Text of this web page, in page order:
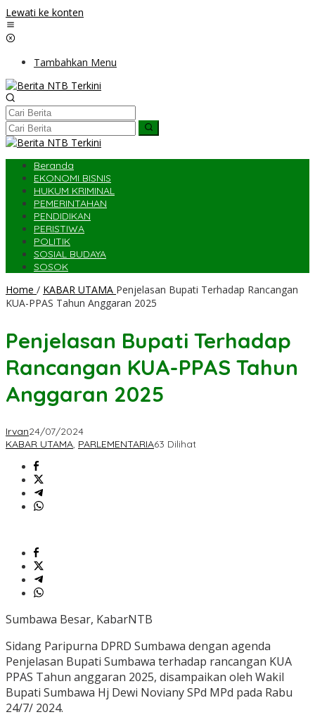
Lewati ke konten
Tambahkan Menu
Beranda
EKONOMI BISNIS
HUKUM KRIMINAL
PEMERINTAHAN
PENDIDIKAN
PERISTIWA
POLITIK
SOSIAL BUDAYA
SOSOK
Home / KABAR UTAMA Penjelasan Bupati Terhadap Rancangan
KUA-PPAS Tahun Anggaran 2025
Penjelasan Bupati Terhadap
Rancangan KUA-PPAS Tahun
Anggaran 2025
Irvan24/07/2024
KABAR UTAMA, PARLEMENTARIA63 Dilihat
Sumbawa Besar, KabarNTB
Sidang Paripurna DPRD Sumbawa dengan agenda
Penjelasan Bupati Sumbawa terhadap rancangan KUA
PPAS Tahun anggaran 2025, disampaikan oleh Wakil
Bupati Sumbawa Hj Dewi Noviany SPd MPd pada Rabu
24/7/ 2024.